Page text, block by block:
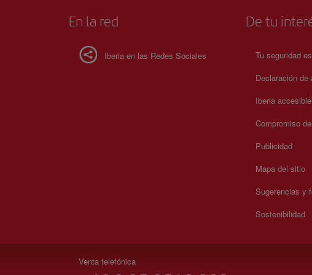
En la red
Iberia en las Redes Sociales
De tu
Tu seguridad
Declaración
Iberia accesible
Compromiso
Publicidad
Mapa del sitio
Sugerencias y
Sostenibilidad
Venta telefónica